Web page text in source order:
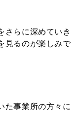
さらに深めていき
見るのが楽しみで
た事業所の方々に